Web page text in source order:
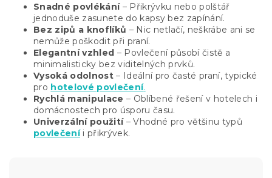
Snadné povlékání– Přikrývku nebo polštář
jednoduše zasunete do kapsy bez zapínání.
Bez zipů a knoflíků – Nic netlačí, neškrábe ani se
nemůže poškodit při praní.
Elegantní vzhled – Povlečení působí čistě a
minimalisticky bez viditelných prvků.
Vysoká odolnost – Ideální pro časté praní, typické
pro hotelové povlečení.
Rychlá manipulace – Oblíbené řešení v hotelech i
domácnostech pro úsporu času.
Univerzální použití– Vhodné pro většinu typů
povlečeníi přikrývek.